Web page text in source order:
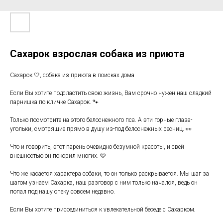
Сахарок взрослая собака из приюта
Сахарок 🤍, собака из приюта в поисках дома
Если Вы хотите подсластить свою жизнь, Вам срочно нужен наш сладкий
парнишка по кличке Сахарок. 🐾
Только посмотрите на этого белоснежного пса. А эти горные глаза-
угольки, смотрящие прямо в душу из-под белоснежных ресниц. 👀
Что и говорить, этот парень очевидно безумной красоты, и свей
внешностью он покорил многих. 🩷
Что же касается характера собаки, то он только раскрывается. Мы шаг за
шагом узнаем Сахарка, наш разговор с ним только начался, ведь он
попал под нашу опеку совсем недавно.
Если Вы хотите присоединиться к увлекательной беседе с Сахарком,